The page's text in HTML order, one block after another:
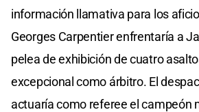
información llamativa para los
Georges Carpentier enfrentaría a
pelea de exhibición de cuatro
excepcional como árbitro. El
actuaría como referee el campeón